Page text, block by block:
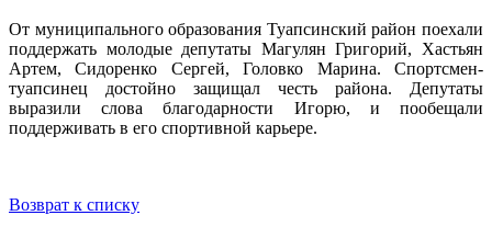
От муниципального образования Туапсинский район поехали
поддержать молодые депутаты Магулян Григорий, Хастьян
Артем, Сидоренко Сергей, Головко Марина. Спортсмен-
туапсинец достойно защищал честь района. Депутаты
выразили слова благодарности Игорю, и пообещали
поддерживать в его спортивной карьере.
Возврат к списку